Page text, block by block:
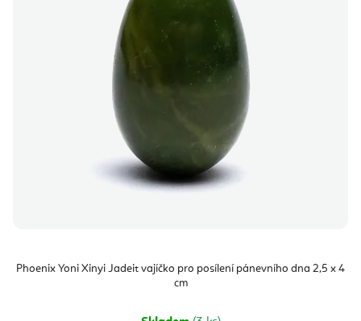
Phoenix Yoni Xinyi Jadeit vajíčko pro posílení pánevního dna 2,5 x 4
cm